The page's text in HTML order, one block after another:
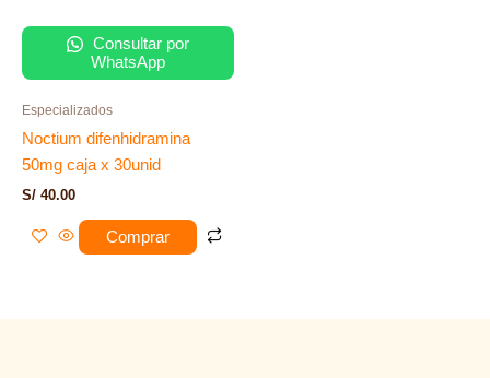
Consultar por
WhatsApp
Especializados
Noctium difenhidramina
50mg caja x 30unid
S/ 40.00
Comprar